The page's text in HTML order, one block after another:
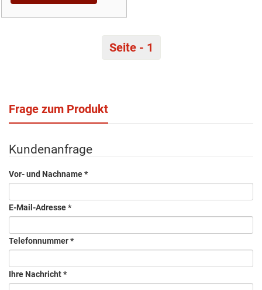
Seite - 1
Frage zum Produkt
Kundenanfrage
Vor- und Nachname*
E-Mail-Adresse*
Telefonnummer*
Ihre Nachricht*